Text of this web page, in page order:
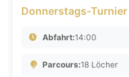
Donnerstags-Turnier
Abfahrt:14:00
Parcours:18 Löcher